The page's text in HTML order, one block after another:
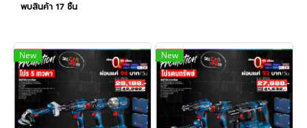
พบสินค้า 17 ชิ้น
New New